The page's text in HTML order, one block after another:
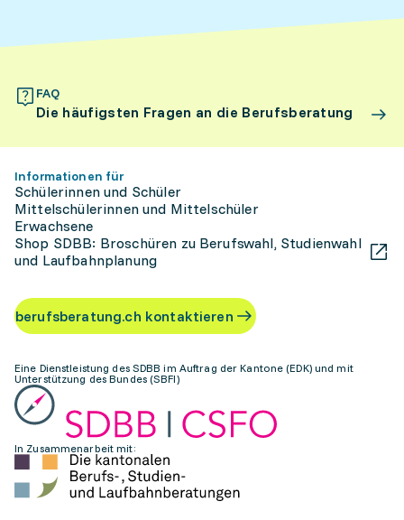
FAQ
Die häufigsten Fragen an die Berufsberatung
Informationen für
Schülerinnen und Schüler
Mittelschülerinnen und Mittelschüler
Erwachsene
Shop SDBB: Broschüren zu Berufswahl, Studienwahl
und Laufbahnplanung
berufsberatung.ch kontaktieren
Eine Dienstleistung des SDBB im Auftrag der Kantone (EDK) und mit
Unterstützung des Bundes (SBFI)
In Zusammenarbeit mit: